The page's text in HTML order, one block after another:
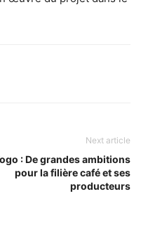
Next article
: De grandes ambitions
pour la filière café et ses
producteurs